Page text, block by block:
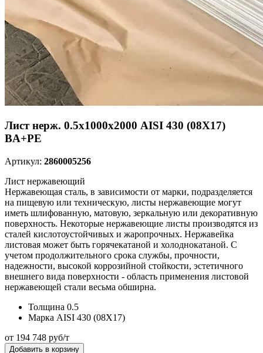
Лист нерж. 0.5х1000х2000 AISI 430 (08Х17)
BA+PE
Артикул: 2860005256
Лист нержавеющий
Нержавеющая сталь, в зависимости от марки, подразделяется
на пищевую или техническую, листы нержавеющие могут
иметь шлифованную, матовую, зеркальную или декоративную
поверхность. Некоторые нержавеющие листы производятся из
сталей кислотоустойчивых и жаропрочных. Нержавейка
листовая может быть горячекатаной и холоднокатаной. С
учетом продолжительного срока службы, прочности,
надежности, высокой коррозийной стойкости, эстетичного
внешнего вида поверхности - область применения листовой
нержавеющей стали весьма обширна.
Толщина 0.5
Марка AISI 430 (08Х17)
от 194 748 руб/т
Добавить в корзину